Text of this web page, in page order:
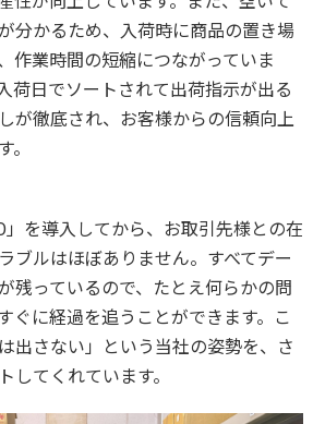
分かるため、入荷時に商品の置き場
作業時間の短縮につながっていま
荷日でソートされて出荷指示が出る
が徹底され、お客様からの信頼向上
。
」を導入してから、お取引先様との在
ブルはほぼありません。すべてデー
残っているので、たとえ何らかの問
ぐに経過を追うことができます。こ
出さない」という当社の姿勢を、さ
してくれています。